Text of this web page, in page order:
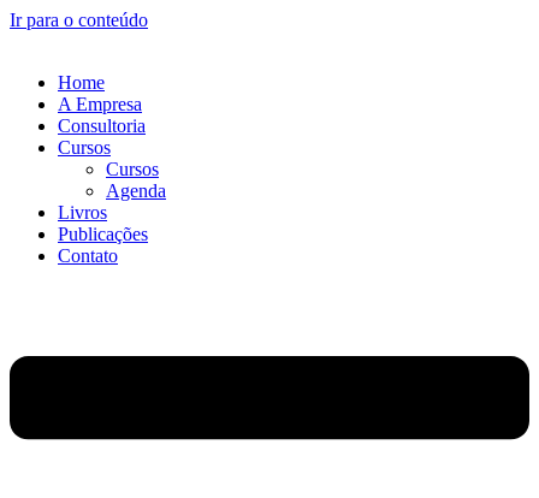
Ir para o conteúdo
Home
A Empresa
Consultoria
Cursos
Cursos
Agenda
Livros
Publicações
Contato